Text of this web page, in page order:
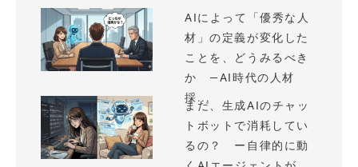
AIによって「優秀な人
材」の定義が変化した
ことを、どうみるべき
か —AI時代の人材
採...
まだ、生成AIのチャッ
トボットで消耗してい
るの？ ー自律的に動